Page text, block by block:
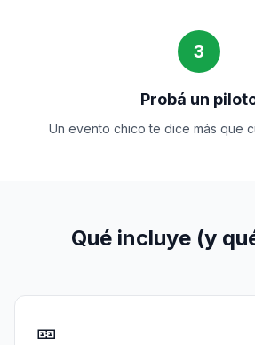
3
Probá un
Un evento chico te dice más que
Qué incluye (y
🎫